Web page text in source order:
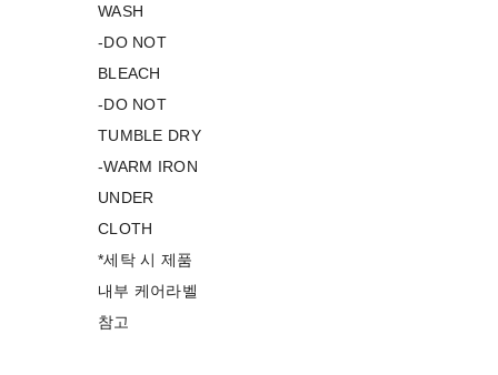
WASH
-DO NOT
BLEACH
-DO NOT
TUMBLE DRY
-WARM IRON
UNDER
CLOTH
*세탁 시 제품
내부 케어라벨
참고